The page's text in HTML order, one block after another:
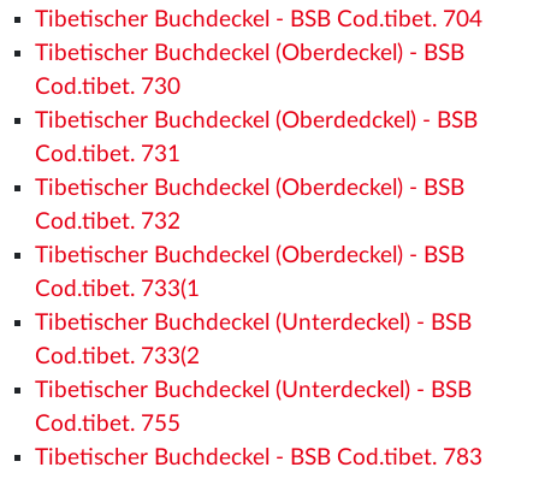
Tibetischer Buchdeckel - BSB Cod.tibet. 704
Tibetischer Buchdeckel (Oberdeckel) - BSB
Cod.tibet. 730
Tibetischer Buchdeckel (Oberdedckel) - BSB
Cod.tibet. 731
Tibetischer Buchdeckel (Oberdeckel) - BSB
Cod.tibet. 732
Tibetischer Buchdeckel (Oberdeckel) - BSB
Cod.tibet. 733(1
Tibetischer Buchdeckel (Unterdeckel) - BSB
Cod.tibet. 733(2
Tibetischer Buchdeckel (Unterdeckel) - BSB
Cod.tibet. 755
Tibetischer Buchdeckel - BSB Cod.tibet. 783